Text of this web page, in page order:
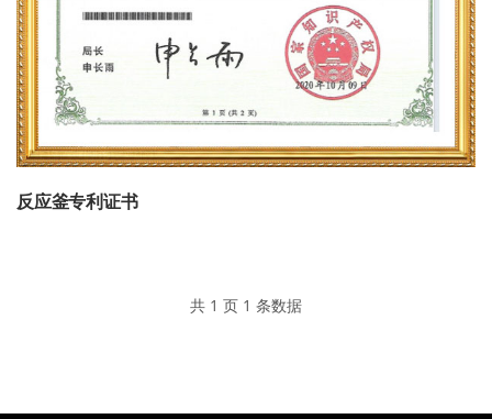
反应釜专利证书
共 1 页 1 条数据